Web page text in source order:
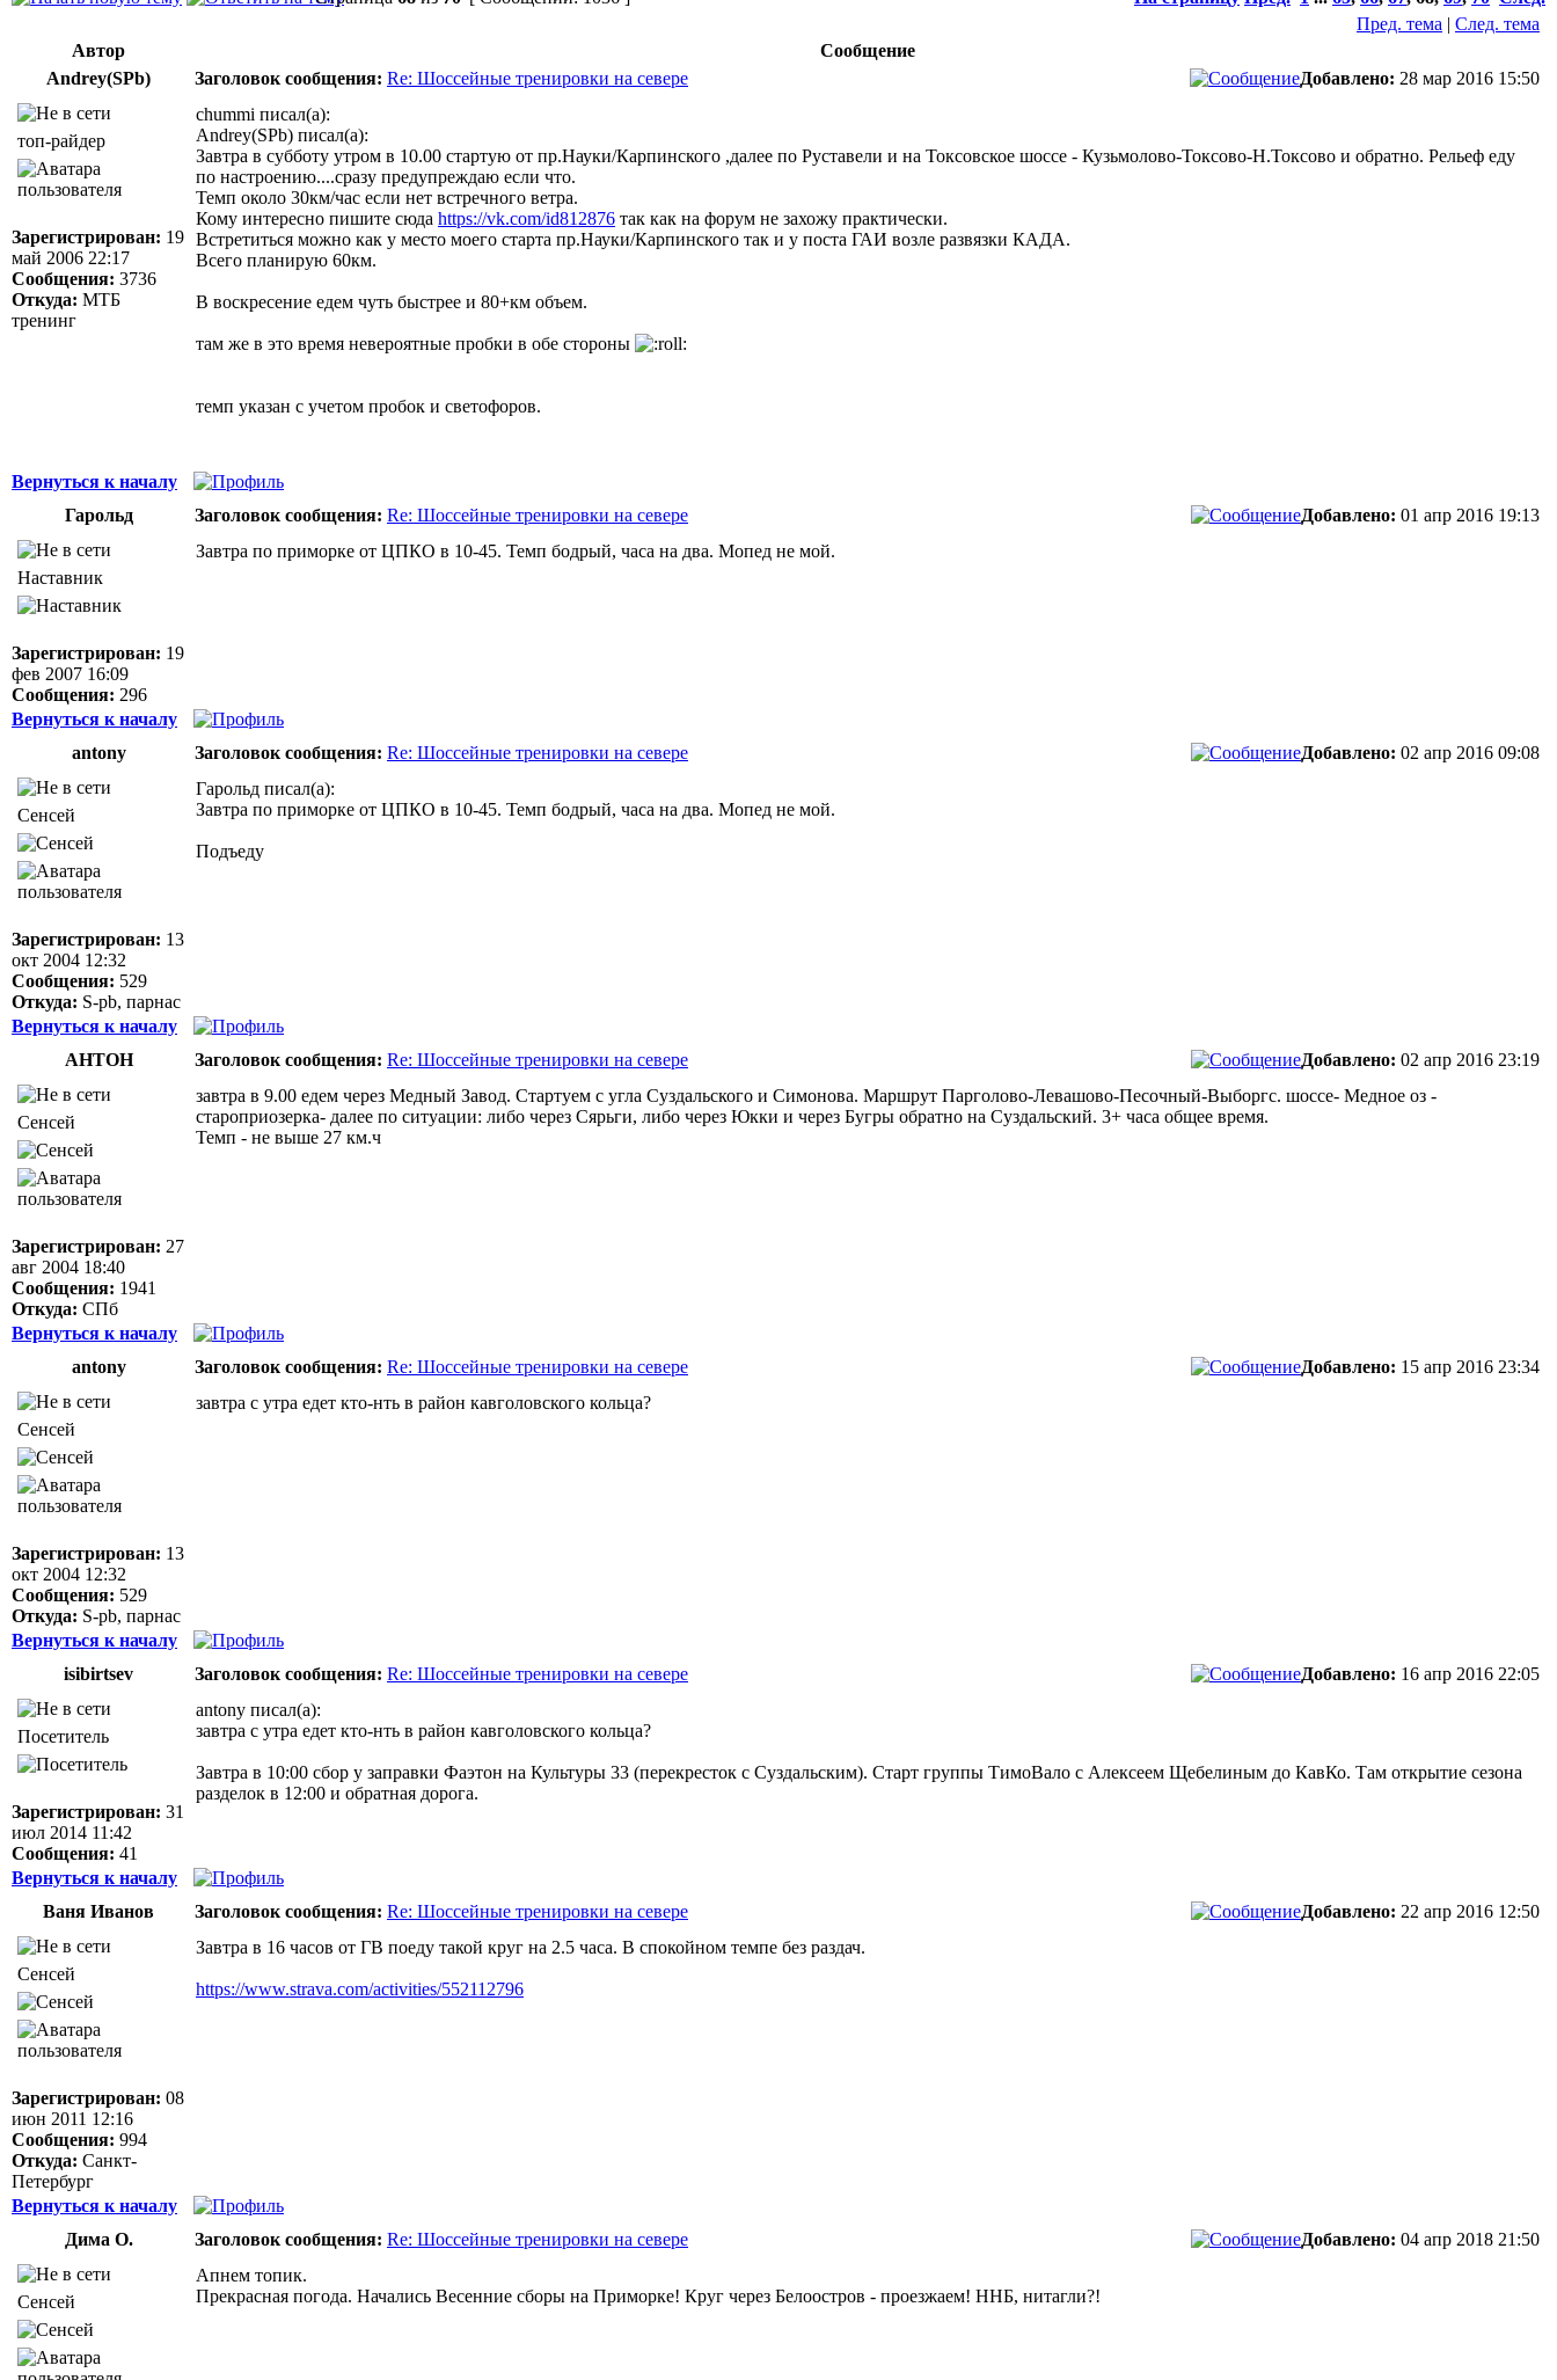
Пред. тема | След. тема
Автор
Сообщение
Andrey(SPb)
Заголовок сообщения: Re: Шоссейные тренировки на севере Добавлено: 28 мар 2016 15:50
топ-райдер
Зарегистрирован: 19
май 2006 22:17
Сообщения: 3736
Откуда: МТБ
тренинг
chummi писал(а):
Andrey(SPb) писал(а):
Завтра в субботу утром в 10.00 стартую от пр.Науки/Карпинского ,далее по Руставели и на Токсовское шоссе - Кузьмолово-Токсово-Н.Токсово и обратно. Рельеф еду
по настроению....сразу предупреждаю если что.
Темп около 30км/час если нет встречного ветра.
Кому интересно пишите сюда https://vk.com/id812876 так как на форум не захожу практически.
Встретиться можно как у место моего старта пр.Науки/Карпинского так и у поста ГАИ возле развязки КАДА.
Всего планирую 60км.
В воскресение едем чуть быстрее и 80+км объем.
там же в это время невероятные пробки в обе стороны
темп указан с учетом пробок и светофоров.
Вернуться к началу
Гарольд
Заголовок сообщения: Re: Шоссейные тренировки на севере Добавлено: 01 апр 2016 19:13
Наставник
Зарегистрирован: 19
фев 2007 16:09
Сообщения: 296
Завтра по приморке от ЦПКО в 10-45. Темп бодрый, часа на два. Мопед не мой.
Вернуться к началу
antony
Заголовок сообщения: Re: Шоссейные тренировки на севере Добавлено: 02 апр 2016 09:08
Сенсей
Зарегистрирован: 13
окт 2004 12:32
Сообщения: 529
Откуда: S-pb, парнас
Гарольд писал(а):
Завтра по приморке от ЦПКО в 10-45. Темп бодрый, часа на два. Мопед не мой.
Подъеду
Вернуться к началу
AHTOH
Заголовок сообщения: Re: Шоссейные тренировки на севере Добавлено: 02 апр 2016 23:19
Сенсей
Зарегистрирован: 27
авг 2004 18:40
Сообщения: 1941
Откуда: СПб
завтра в 9.00 едем через Медный Завод. Стартуем с угла Суздальского и Симонова. Маршрут Парголово-Левашово-Песочный-Выборгс. шоссе- Медное оз -
староприозерка- далее по ситуации: либо через Сярьги, либо через Юкки и через Бугры обратно на Суздальский. 3+ часа общее время.
Темп - не выше 27 км.ч
Вернуться к началу
antony
Заголовок сообщения: Re: Шоссейные тренировки на севере Добавлено: 15 апр 2016 23:34
Сенсей
Зарегистрирован: 13
окт 2004 12:32
Сообщения: 529
Откуда: S-pb, парнас
завтра с утра едет кто-нть в район кавголовского кольца?
Вернуться к началу
isibirtsev
Заголовок сообщения: Re: Шоссейные тренировки на севере Добавлено: 16 апр 2016 22:05
Посетитель
Зарегистрирован: 31
июл 2014 11:42
Сообщения: 41
antony писал(а):
завтра с утра едет кто-нть в район кавголовского кольца?
Завтра в 10:00 сбор у заправки Фаэтон на Культуры 33 (перекресток с Суздальским). Старт группы ТимоВало с Алексеем Щебелиным до КавКо. Там открытие сезона
разделок в 12:00 и обратная дорога.
Вернуться к началу
Ваня Иванов
Заголовок сообщения: Re: Шоссейные тренировки на севере Добавлено: 22 апр 2016 12:50
Сенсей
Зарегистрирован: 08
июн 2011 12:16
Сообщения: 994
Откуда: Санкт-
Петербург
Завтра в 16 часов от ГВ поеду такой круг на 2.5 часа. В спокойном темпе без раздач.
https://www.strava.com/activities/552112796
Вернуться к началу
Дима О.
Заголовок сообщения: Re: Шоссейные тренировки на севере Добавлено: 04 апр 2018 21:50
Сенсей
Апнем топик.
Прекрасная погода. Начались Весенние сборы на Приморке! Круг через Белоостров - проезжаем! ННБ, нитагли?!